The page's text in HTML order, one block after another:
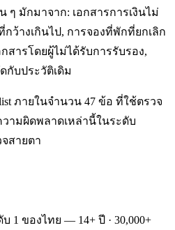
ๆ มักมาจาก: เอกสารการเงินไม่
ว้างเกินไป, การจองที่พักที่ยกเลิก
สารโดยผู้ไม่ได้รับการรับรอง,
บประวัติเดิม
ภายในจำนวน 47 ข้อ ที่ใช้ตรวจ
ามผิดพลาดเหล่านี้ในระดับ
สายตา
1 ของไทย — 14+ ปี · 30,000+